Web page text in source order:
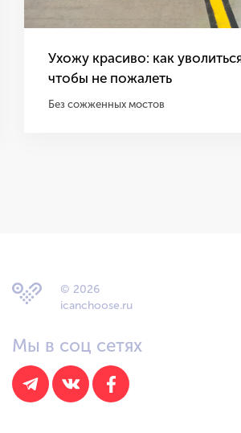
Ухожу красиво: как
чтобы не пожалеть
Без сожженных мостов
© 2026
icanchoose.ru
Мы в соц сетях